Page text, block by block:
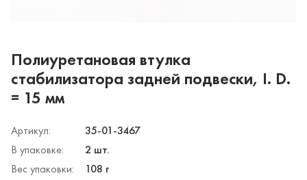
Полиуретановая втулка
стабилизатора задней подвески, I. D.
= 15 мм
Артикул:
35-01-3467
В упаковке:
2 шт.
Вес упаковки:
108 г